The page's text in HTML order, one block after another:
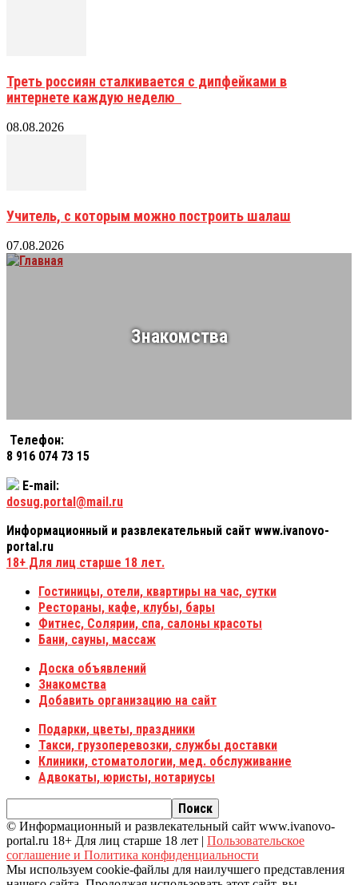
Треть россиян сталкивается с дипфейками в
интернете каждую неделю
08.08.2026
Учитель, с которым можно построить шалаш
07.08.2026
Знакомства
Телефон:
8 916 074 73 15
E-mail:
dosug.portal@mail.ru
Информационный и развлекательный сайт www.ivanovo-
portal.ru
18+ Для лиц старше 18 лет.
Гостиницы, отели, квартиры на час, сутки
Рестораны, кафе, клубы, бары
Фитнес, Солярии, спа, салоны красоты
Бани, сауны, массаж
Доска объявлений
Знакомства
Добавить организацию на сайт
Подарки, цветы, праздники
Такси, грузоперевозки, службы доставки
Клиники, стоматологии, мед. обслуживание
Адвокаты, юристы, нотариусы
© Информационный и развлекательный сайт www.ivanovo-
portal.ru 18+ Для лиц старше 18 лет | Пользовательское
соглашение и Политика конфиденциальности
Мы используем cookie-файлы для наилучшего представления